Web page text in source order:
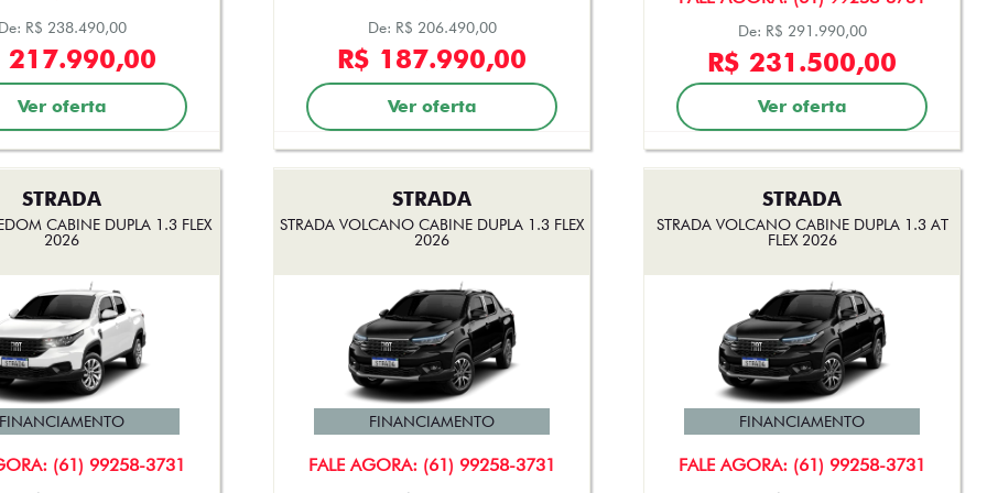
R$ 238.490,00
217.990,00
Ver oferta
De: R$ 206.490,00
R$ 187.990,00
Ver oferta
De: R$ 291.990,00
R$ 231.500,00
Ver oferta
STRADA
CABINE DUPLA 1.3 FLEX
2026
(61) 99258-3731
STRADA
STRADA VOLCANO CABINE DUPLA 1.3 FLEX
2026
FALE AGORA: (61) 99258-3731
FINANCIAMENTO
STRADA
STRADA VOLCANO CABINE DUPLA 1.3 AT
FLEX 2026
FALE AGORA: (61) 99258-3731
FINANCIAMENTO